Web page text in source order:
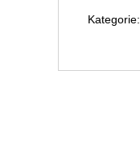
Kategorie: